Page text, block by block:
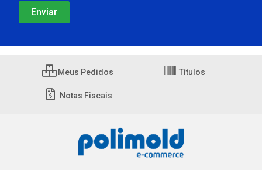
Meus Pedidos Títulos
Notas Fiscais